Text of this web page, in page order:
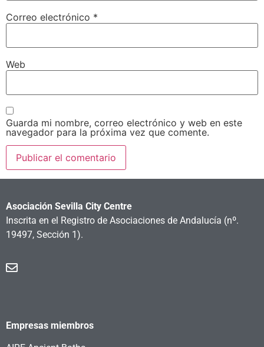
Correo electrónico *
Web
Guarda mi nombre, correo electrónico y web en este
navegador para la próxima vez que comente.
Asociación Sevilla City Centre
Inscrita en el Registro de Asociaciones de Andalucía (nº.
19497, Sección 1).
Empresas miembros